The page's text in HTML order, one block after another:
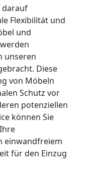
darauf
Flexibilität und
und
unseren
Diese
von Möbeln
Schutz vor
potenziellen
können Sie
einwandfreiem
für den Einzug